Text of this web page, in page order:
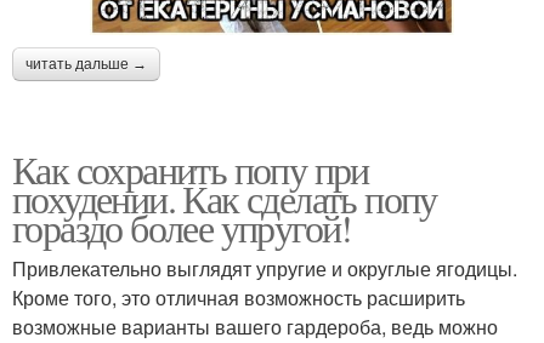
читать дальше →
Как сохранить попу при
похудении. Как сделать попу
гораздо более упругой!
Привлекательно выглядят упругие и округлые ягодицы.
Кроме того, это отличная возможность расширить
возможные варианты вашего гардероба, ведь можно